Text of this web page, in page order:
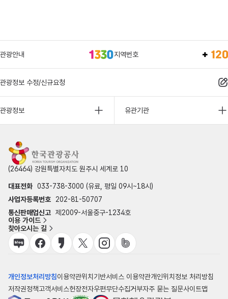
관광안내 지역번호
관광정보 수정/신규요청
관광정보 유관기관
(26464) 강원특별자치도 원주시 세계로 10
대표전화 033-738-3000 (유료, 평일 09시~18시)
사업자등록번호 202-81-50707
통신판매업신고 제2009-서울중구-1234호
이용 가이드
찾아오시는 길
개인정보처리방침이용약관위치기반서비스 이용약관개인위치정보 처리방침
저작권정책고객서비스헌장전자우편무단수집거부자주 묻는 질문사이트맵